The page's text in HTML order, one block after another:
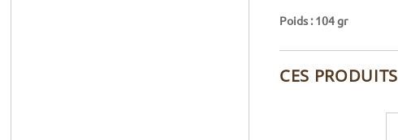
Poids : 104 gr
CES